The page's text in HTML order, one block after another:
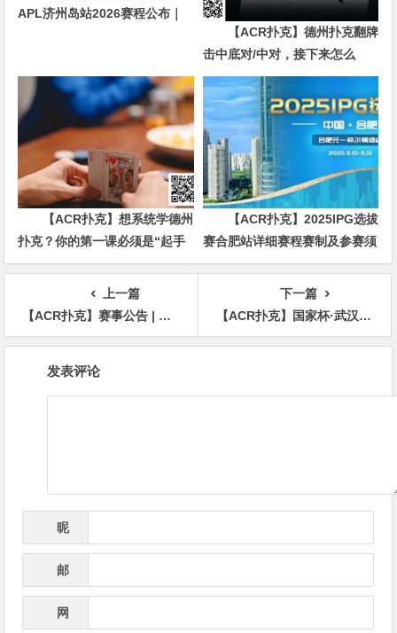
APL济州岛站2026赛程公布｜
【ACR扑克】德州扑克翻牌
击中底对/中对，接下来怎么
办？90%玩家都犯错的关键点！
【ACR扑克】想系统学德州
扑克？你的第一课必须是“起手
牌范围”
【ACR扑克】2025IPG选拔
赛合肥站详细赛程赛制及参赛须
知发布（更新版）
上一篇
【ACR扑克】赛事公告 | 山东潍坊Nuts俱乐部“2023年终回馈赛”赛程赛制发布（12月14日-18日）
下一篇
【ACR扑克】国家杯·武汉站 | 主赛开战！442人参加预赛-甲组113人晋级，王亮48.5万记分牌成为超级CL
发表评论
昵
邮
网